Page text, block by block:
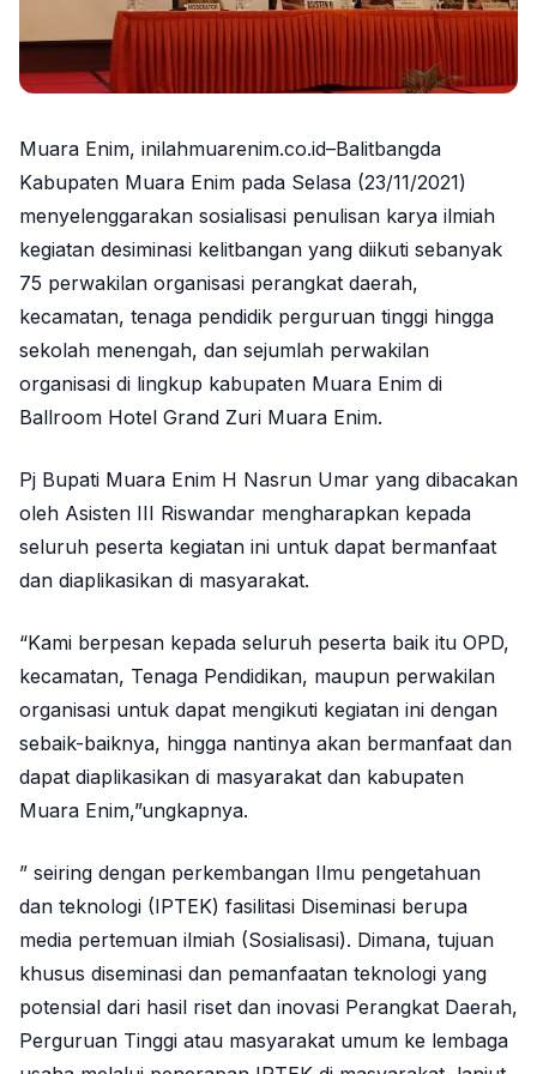
Muara Enim, inilahmuarenim.co.id–Balitbangda
Kabupaten Muara Enim pada Selasa (23/11/2021)
menyelenggarakan sosialisasi penulisan karya ilmiah
kegiatan desiminasi kelitbangan yang diikuti sebanyak
75 perwakilan organisasi perangkat daerah,
kecamatan, tenaga pendidik perguruan tinggi hingga
sekolah menengah, dan sejumlah perwakilan
organisasi di lingkup kabupaten Muara Enim di
Ballroom Hotel Grand Zuri Muara Enim.
Pj Bupati Muara Enim H Nasrun Umar yang dibacakan
oleh Asisten III Riswandar mengharapkan kepada
seluruh peserta kegiatan ini untuk dapat bermanfaat
dan diaplikasikan di masyarakat.
“Kami berpesan kepada seluruh peserta baik itu OPD,
kecamatan, Tenaga Pendidikan, maupun perwakilan
organisasi untuk dapat mengikuti kegiatan ini dengan
sebaik-baiknya, hingga nantinya akan bermanfaat dan
dapat diaplikasikan di masyarakat dan kabupaten
Muara Enim,”ungkapnya.
” seiring dengan perkembangan Ilmu pengetahuan
dan teknologi (IPTEK) fasilitasi Diseminasi berupa
media pertemuan ilmiah (Sosialisasi). Dimana, tujuan
khusus diseminasi dan pemanfaatan teknologi yang
potensial dari hasil riset dan inovasi Perangkat Daerah,
Perguruan Tinggi atau masyarakat umum ke lembaga